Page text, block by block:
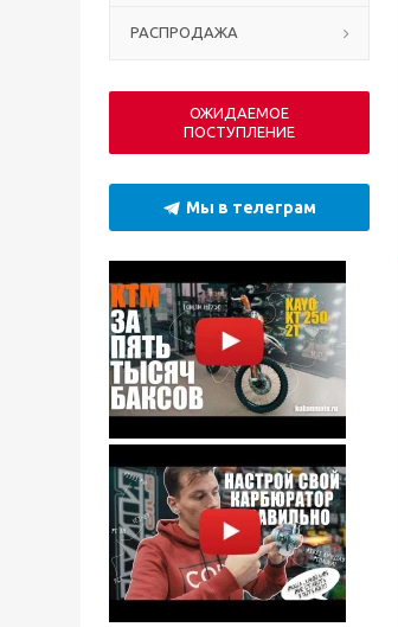
РАСПРОДАЖА
ОЖИДАЕМОЕ
ПОСТУПЛЕНИЕ
Мы в телеграм